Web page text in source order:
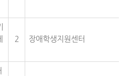
2 장애학생지원센터